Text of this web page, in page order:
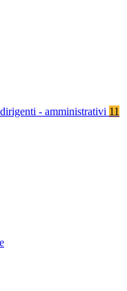
- amministrativi 11